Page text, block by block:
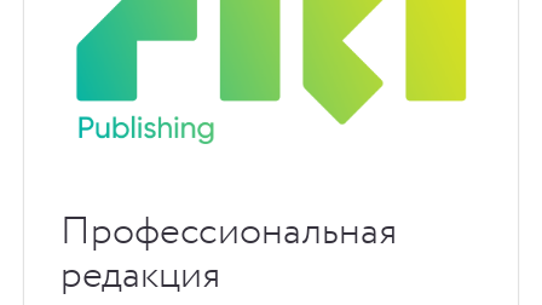
Профессиональная
редакция